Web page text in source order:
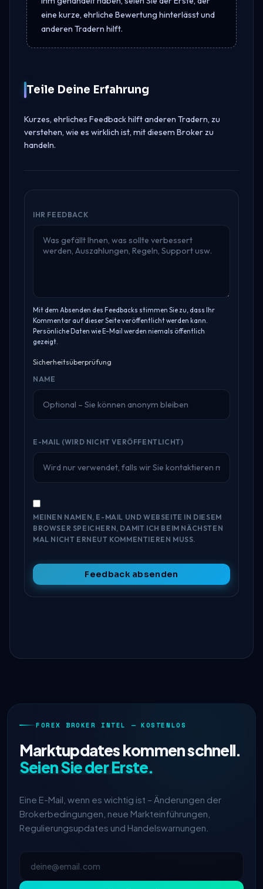
eine kurze, ehrliche Bewertung hinterlässt und
anderen Tradern hilft.
Teile Deine Erfahrung
Kurzes, ehrliches Feedback hilft anderen Tradern, zu
verstehen, wie es wirklich ist, mit diesem Broker zu
handeln.
IHR FEEDBACK
Mit dem Absenden des Feedbacks stimmen Sie zu, dass Ihr
Kommentar auf dieser Seite veröffentlicht werden kann.
Persönliche Daten wie E-Mail werden niemals öffentlich
gezeigt.
Sicherheitsüberprüfung
NAME
E-MAIL (WIRD NICHT VERÖFFENTLICHT)
MEINEN NAMEN, E-MAIL UND WEBSEITE IN DIESEM
BROWSER SPEICHERN, DAMIT ICH BEIM NÄCHSTEN
MAL NICHT ERNEUT KOMMENTIEREN MUSS.
Feedback absenden
FOREX BROKER INTEL — KOSTENLOS
Marktupdates kommen schnell.
Seien Sie der Erste.
Eine E-Mail, wenn es wichtig ist – Änderungen der
Brokerbedingungen, neue Markteinführungen,
Regulierungsupdates und Handelswarnungen.